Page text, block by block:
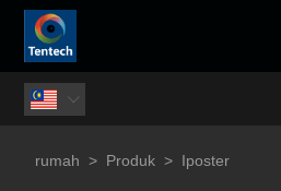

rumah > Produk > Iposter